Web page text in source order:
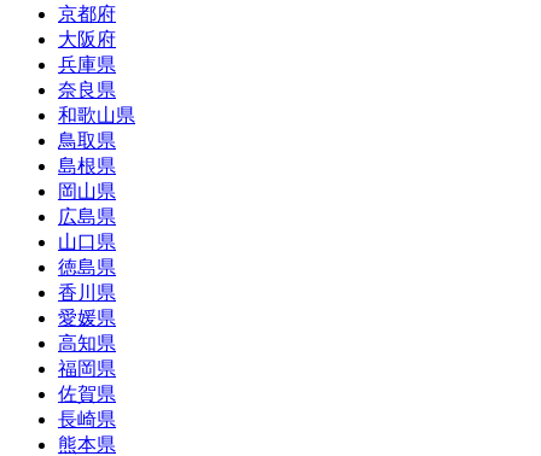
京都府
大阪府
兵庫県
奈良県
和歌山県
鳥取県
島根県
岡山県
広島県
山口県
徳島県
香川県
愛媛県
高知県
福岡県
佐賀県
長崎県
熊本県